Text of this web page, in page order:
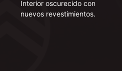
Interior oscurecido con
nuevos revestimientos.